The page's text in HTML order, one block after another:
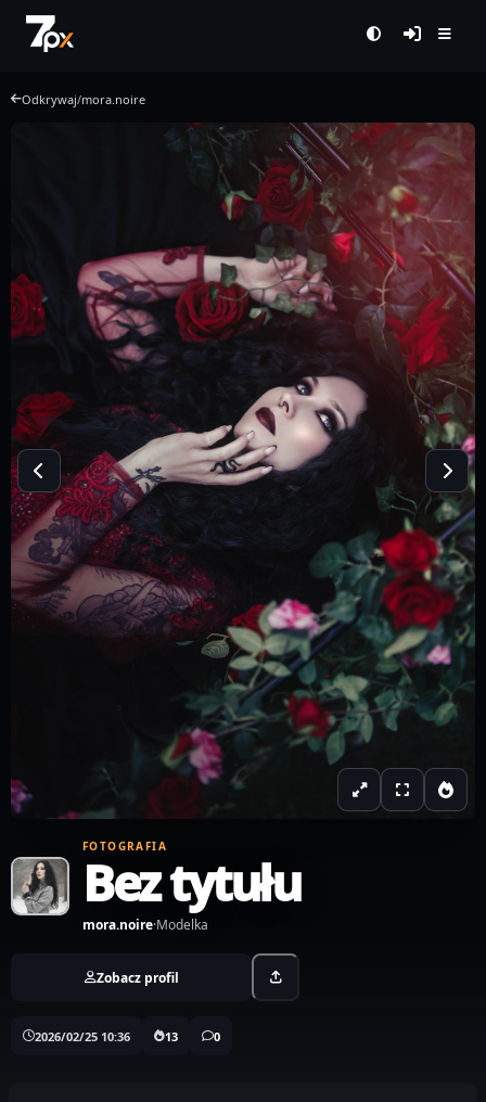
Odkrywaj/mora.noire
FOTOGRAFIA
Bez tytułu
mora.noire·Modelka
Zobacz profil
2026/02/25 10:36 13 0